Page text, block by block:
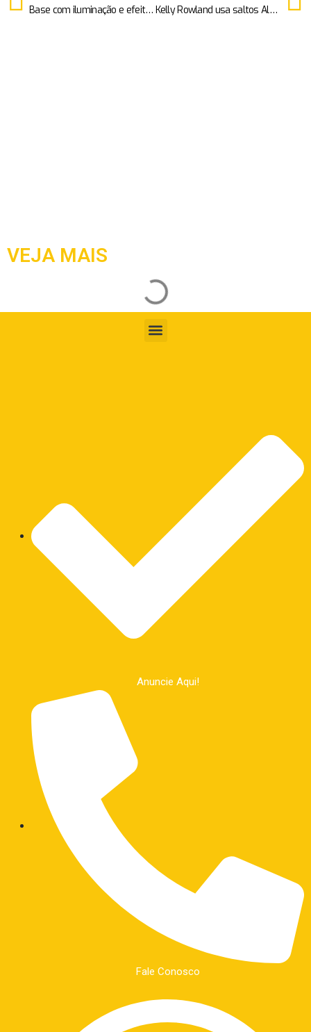
Base com iluminação e efeito natural é nova aposta da SD MAKE•UP Kelly Rowland usa saltos Alexandre Birman no gala de City of Hope
VEJA MAIS
Anuncie Aqui!
Fale Conosco